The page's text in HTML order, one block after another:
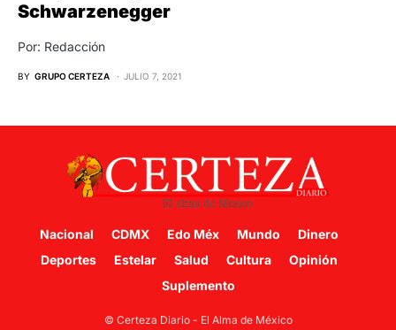
Schwarzenegger
Por: Redacción
BY GRUPO CERTEZA JULIO 7, 2021
Nacional CDMX Edo Méx Mundo
Dinero
Deportes
Estelar Salud Cultura
Opinión
Suplemento
© Certeza Diario - El Alma de México